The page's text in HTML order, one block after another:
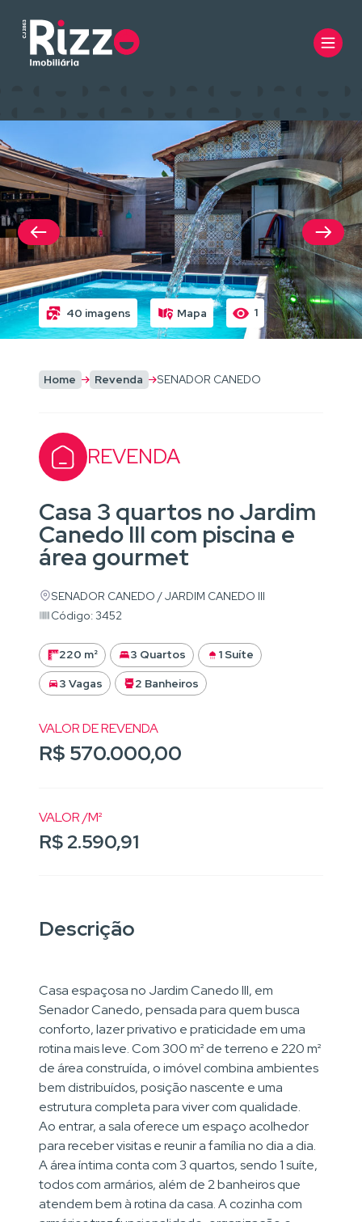
40 imagens Mapa 1
Home Revenda SENADOR CANEDO
REVENDA
Casa 3 quartos no Jardim
Canedo III com piscina e
área gourmet
SENADOR CANEDO / JARDIM CANEDO III
Código: 3452
220 m² 3 Quartos
1 Suíte
3 Vagas
2 Banheiros
VALOR DE REVENDA
R$ 570.000,00
VALOR /M²
R$ 2.590,91
Descrição
Casa espaçosa no Jardim Canedo III, em
Senador Canedo, pensada para quem busca
conforto, lazer privativo e praticidade em uma
rotina mais leve. Com 300 m² de terreno e 220 m²
de área construída, o imóvel combina ambientes
bem distribuídos, posição nascente e uma
estrutura completa para viver com qualidade.
Ao entrar, a sala oferece um espaço acolhedor
para receber visitas e reunir a família no dia a dia.
A área íntima conta com 3 quartos, sendo 1 suíte,
todos com armários, além de 2 banheiros que
atendem bem à rotina da casa. A cozinha com